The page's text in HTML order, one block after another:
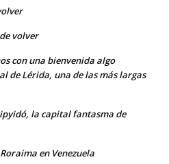
volver
con una bienvenida algo
de Lérida, una de las más largas
la capital fantasma de
en Venezuela